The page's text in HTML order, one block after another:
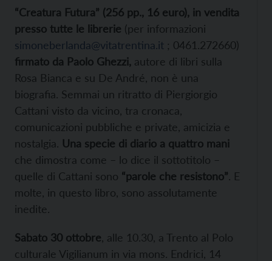
“Creatura Futura” (256 pp., 16 euro), in vendita
presso tutte le librerie (per informazioni
simoneberlanda@vitatrentina.it ; 0461.272660)
firmato da Paolo Ghezzi, autore di libri sulla
Rosa Bianca e su De André, non è una
biografia. Semmai un ritratto di Piergiorgio
Cattani visto da vicino, tra cronaca,
comunicazioni pubbliche e private, amicizia e
nostalgia. Una specie di diario a quattro mani
che dimostra come – lo dice il sottotitolo –
quelle di Cattani sono “parole che resistono”. E
molte, in questo libro, sono assolutamente
inedite.
Sabato 30 ottobre , alle 10.30, a Trento al Polo
culturale Vigilianum in via mons. Endrici, 14